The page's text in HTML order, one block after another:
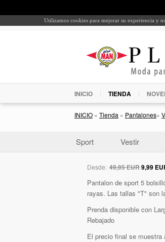
Utilizamos cookies para mejorar su experiencia y
INICIO TIENDA
INICIO » Tienda » Pantalones»
Sport Vestir
Desde: 49,95 EUR9,99
Pantalon de sport 5
rayas. Las tallas "T" son
Prenda disponible con
Rebajado
El precio final se muestra